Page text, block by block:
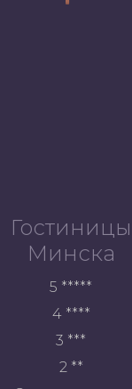
Гостиницы
Минска
5 *****
4 ****
3 ***
2 **